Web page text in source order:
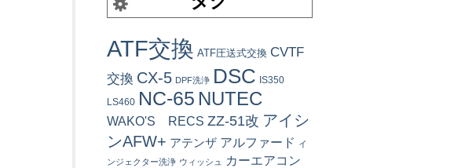
ATF交換 ATF圧送式交換 CVTF
交換 CX-5 DPF洗浄 DSC IS350
LS460 NC-65 NUTEC
WAKO'S RECS ZZ-51改 アイシ
ンAFW+ アテンザ アルファード イ
ンジェクター洗浄 ウィッシュ
カーエアコン